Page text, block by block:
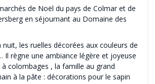
de Noël du pays de Colmar et de
en séjournant au Domaine des
les ruelles décorées aux couleurs de
Il règne une ambiance légère et joyeuse
colombages , la famille au grand
à la pâte : décorations pour le sapin